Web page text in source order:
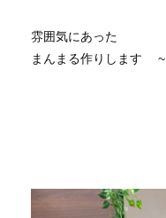
雰囲気にあった
まんまる作りします ~